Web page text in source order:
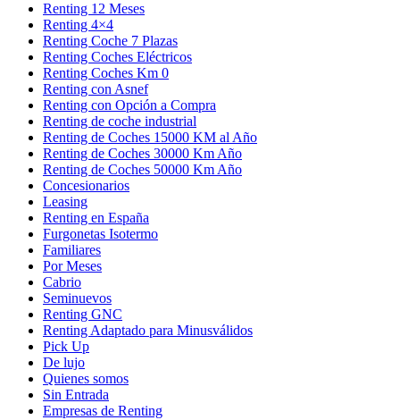
Renting 12 Meses
Renting 4×4
Renting Coche 7 Plazas
Renting Coches Eléctricos
Renting Coches Km 0
Renting con Asnef
Renting con Opción a Compra
Renting de coche industrial
Renting de Coches 15000 KM al Año
Renting de Coches 30000 Km Año
Renting de Coches 50000 Km Año
Concesionarios
Leasing
Renting en España
Furgonetas Isotermo
Familiares
Por Meses
Cabrio
Seminuevos
Renting GNC
Renting Adaptado para Minusválidos
Pick Up
De lujo
Quienes somos
Sin Entrada
Empresas de Renting